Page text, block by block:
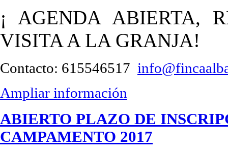
¡ AGENDA ABIERTA,
VISITA A LA GRANJA!
Contacto: 615546517
Ampliar información
ABIERTO PLAZO DE
CAMPAMENTO 2017